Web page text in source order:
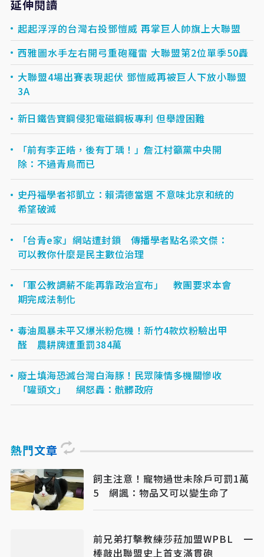
延伸閱讀
起起浮浮的台灣右投鄧愷威 再掌巨人帥旗上大聯盟
西雅圖水手左右開弓重砲羅雷 大聯盟第2位單季50轟
大聯盟4場出賽表現起伏 鄧愷威再被巨人下放小聯盟
3A
新日鐵告寶鋼侵犯電磁鋼板專利 但舉證困難
「前有李正皓，後有丁瑀！」詹江村籲黨中央開
除：不過青鳥而已
史丹福學者祁凱立：賴清德當選 不意味北京和統的
希望破滅
「台青e家」網站遭封鎖 傳播學者點名梁文傑：
可以教你什麼是民主數位治理
「軍公教調薪不能再靠政治宣布」 教團要求本會
期完成法制化
毒油風暴未平又爆米粉危機！新竹4款炊粉驗出甲
醛 農耕牌遭重罰384萬
廢土填海恐滅台灣白海豚！民眾陳情多機關慘收
「罐頭文」 網怒轟：骯髒政府
熱門文章
飼主注意！寵物過世未除戶可罰1萬
5 網諷：物品又可以變生命了
前兄弟打擊教練莎菈加盟WPBL 一
棒敲出聯盟史上首支滿貫砲